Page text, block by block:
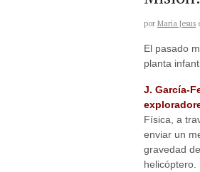
por Maria Jesus
El pasado
planta
J. García-
Física, a
enviar un
gravedad
helicóptero.